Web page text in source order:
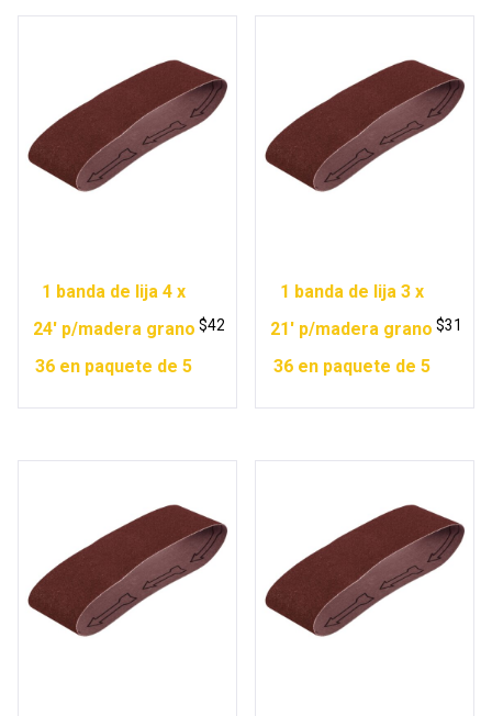
1 banda de lija 4 x
24′ p/madera grano
36 en paquete de 5
$42
1 banda de lija 3 x
21′ p/madera grano
36 en paquete de 5
$31